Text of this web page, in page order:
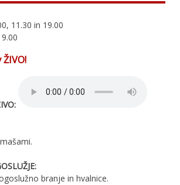
11.30 in 19.00
branje in hvalnice.